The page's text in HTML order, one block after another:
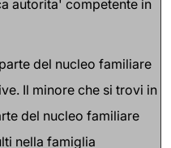
autorita' competente in
del nucleo familiare
Il minore che si trovi in
del nucleo familiare
nella famiglia